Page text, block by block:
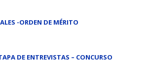
-ORDEN DE MÉRITO
DE ENTREVISTAS – CONCURSO